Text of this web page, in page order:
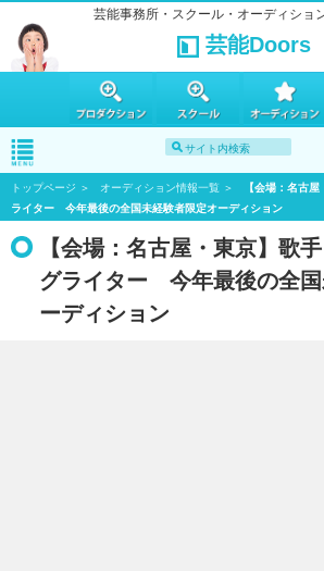
芸能事務所・スクール・オーディショ
芸能Doors
トップページ オーディション情報一覧
【会場：名古
ライター 今年最後の全国未経験者限定オーディション
【会場：名古屋・東京】歌
グライター 今年最後の全国
ーディション